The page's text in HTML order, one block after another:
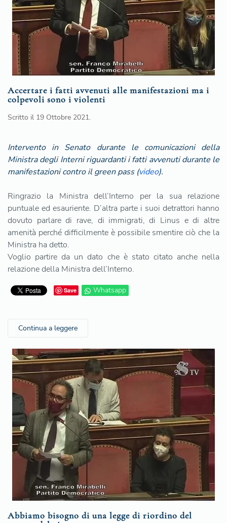
Accertare i fatti avvenuti alle manifestazioni ma i
colpevoli sono i violenti
Scritto il 19 Ottobre 2021.
Intervento in Senato durante le comunicazioni della
Ministra degli Interni riguardanti i fatti avvenuti durante le
manifestazioni contro il green pass (video).
Ringrazio la Ministra dell’Interno per la sua relazione
puntuale ed esauriente. D’altra parte i suoi detrattori hanno
dovuto parlare di rave, di immigrati, di Linus e di altre
amenità perché difficilmente è possibile smentire ciò che la
Ministra ha detto.
Voglio partire da un dato che è stato citato anche nella
relazione della Ministra dell’Interno.
Save Whatsapp
Continua a leggere
Abbiamo bisogno di una legge di riordino del